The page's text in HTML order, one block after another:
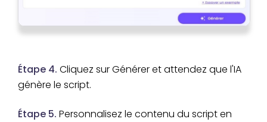
Étape 4. Cliquez sur Générer et attendez que l'IA
génère le script.
Étape 5. Personnalisez le contenu du script en